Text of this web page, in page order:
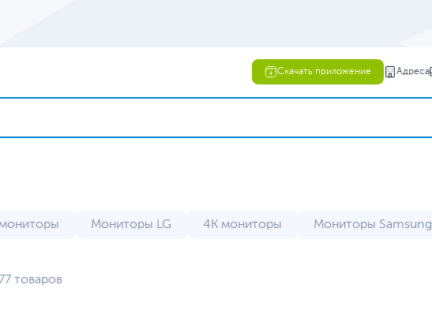
Скачать приложение Адреса
Мониторы LG 4K мониторы Мониторы Samsung
товар)
товаров